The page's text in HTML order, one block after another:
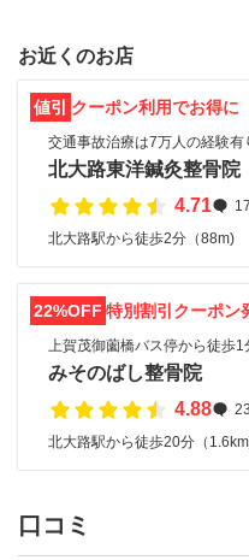
お近くのお店
値引 クーポン利用でお得に
交通事故治療は7万人の経験
北大路東洋鍼灸整骨院
4.71
北大路駅から徒歩2分（88m)
22%OFF 特別割引クーポン
上賀茂御薗橋バス停から徒歩1
みそのばし整骨院
4.88
北大路駅から徒歩20分（
口コミ